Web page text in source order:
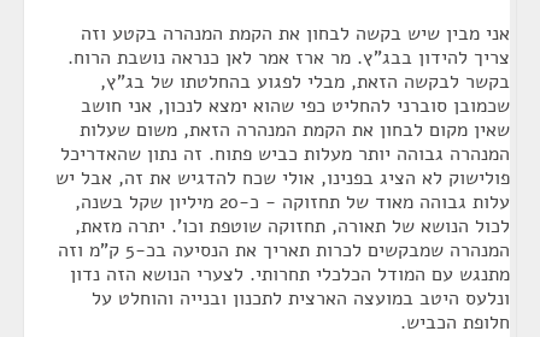
אני מבין שיש בקשה לבחון את הקמת המנהרה בקטע וזה
צריך להידון בבג"ץ. מר ארז אמר לאן כנראה נושבת הרוח.
בקשר לבקשה הזאת, מבלי לפגוע בהחלטתו של בג"ץ,
שכמובן סוברני להחליט כפי שהוא ימצא לנכון, אני חושב
שאין מקום לבחון את הקמת המנהרה הזאת, משום שעלות
המנהרה גבוהה יותר מעלות כביש פתוח. זה נתון שהאדריכל
פולישוק לא הציג בפנינו, אולי שכח להדגיש את זה, אבל יש
עלות גבוהה מאוד של תחזוקה - כ-20 מיליון שקל בשנה,
לכול הנושא של תאורה, תחזוקה שוטפת וכו'. יתרה מזאת,
המנהרה שמבקשים לכרות תאריך את הנסיעה בכ-5 ק"מ וזה
מתנגש עם המודל הכלכלי תחרותי. לצערי הנושא הזה נדון
ונלעס היטב במועצה הארצית לתכנון ובנייה והוחלט על
חלופת הכביש.